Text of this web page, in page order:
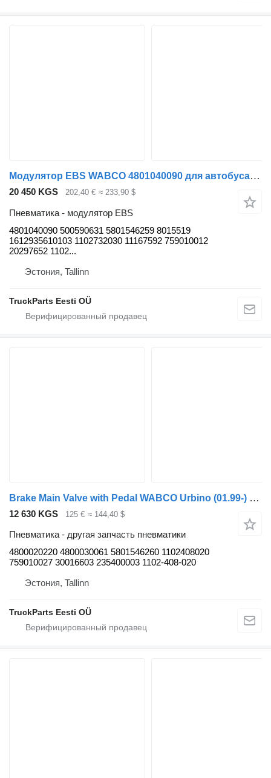
Модулятор EBS WABCO 4801040090 для автобуса Solaris Urbino, Alpino, Vacanza (1999-)
20 450 KGS 202,40 € ≈ 233,90 $
Пневматика - модулятор EBS
4801040090 500590631 5801546259 8015519
1612935610103 1102732030 11167592 759010012
20297652 1102...
Эстония, Tallinn
TruckParts Eesti OÜ
Brake Main Valve with Pedal WABCO Urbino (01.99-) 4800020220 для автобуса Solaris Urbino, Alpino, Vacanza (1999-)
12 630 KGS 125 € ≈ 144,40 $
Пневматика - другая запчасть пневматики
4800020220 4800030061 5801546260 1102408020
759010027 30016603 235400003 1102-408-020
Эстония, Tallinn
TruckParts Eesti OÜ